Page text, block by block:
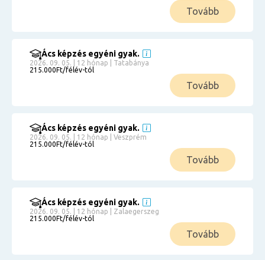
Tovább
Ács képzés egyéni gyak.
2026. 09. 05. | 12 hónap | Tatabánya
215.000Ft/félév-tól
Tovább
Ács képzés egyéni gyak.
2026. 09. 05. | 12 hónap | Veszprém
215.000Ft/félév-tól
Tovább
Ács képzés egyéni gyak.
2026. 09. 05. | 12 hónap | Zalaegerszeg
215.000Ft/félév-tól
Tovább